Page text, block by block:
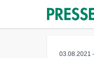
03.08.2021